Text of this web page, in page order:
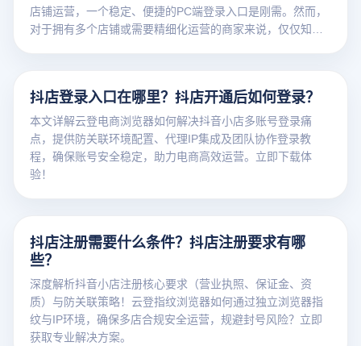
店铺运营，一个稳定、便捷的PC端登录入口是刚需。然而，
对于拥有多个店铺或需要精细化运营的商家来说，仅仅知道
抖店登录入口在哪里？抖店开通后如何登录？
本文详解云登电商浏览器如何解决抖音小店多账号登录痛
点，提供防关联环境配置、代理IP集成及团队协作登录教
程，确保账号安全稳定，助力电商高效运营。立即下载体
验！
抖店注册需要什么条件？抖店注册要求有哪
些？
深度解析抖音小店注册核心要求（营业执照、保证金、资
质）与防关联策略！云登指纹浏览器如何通过独立浏览器指
纹与IP环境，确保多店合规安全运营，规避封号风险？立即
获取专业解决方案。